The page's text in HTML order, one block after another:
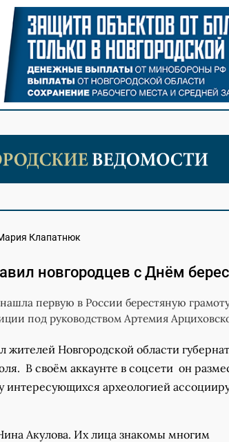
Клапатнюк
новгородцев с Днём
первую в России берестяную
под руководством Артемия
Новгородской области
В своём аккаунте в соцсети он
археологией
Акулова. Их лица знакомы многим